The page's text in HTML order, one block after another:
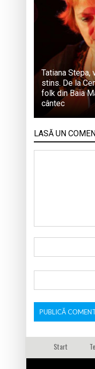
Tatiana Stepa,
stins. De la
folk din Baia
cântec
LASĂ UN
Start